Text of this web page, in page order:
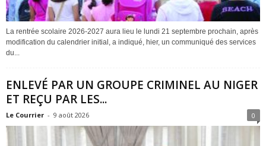
La rentrée scolaire 2026-2027 aura lieu le lundi 21 septembre prochain, après
modification du calendrier initial, a indiqué, hier, un communiqué des services
du...
ENLEVÉ PAR UN GROUPE CRIMINEL AU NIGER
ET REÇU PAR LES...
Le Courrier - 9 août 2026 0